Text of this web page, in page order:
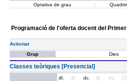
Optativa de grau
Programació de l'oferta docent del
Activitat
Grup
Dies
Classes teòriques [Presencial]
dl. dt. dc. dj. dv.